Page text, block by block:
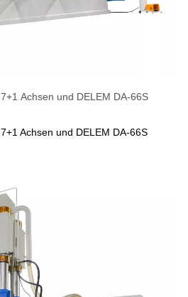
Achsen und DELEM DA-66S
Achsen und DELEM DA-66S